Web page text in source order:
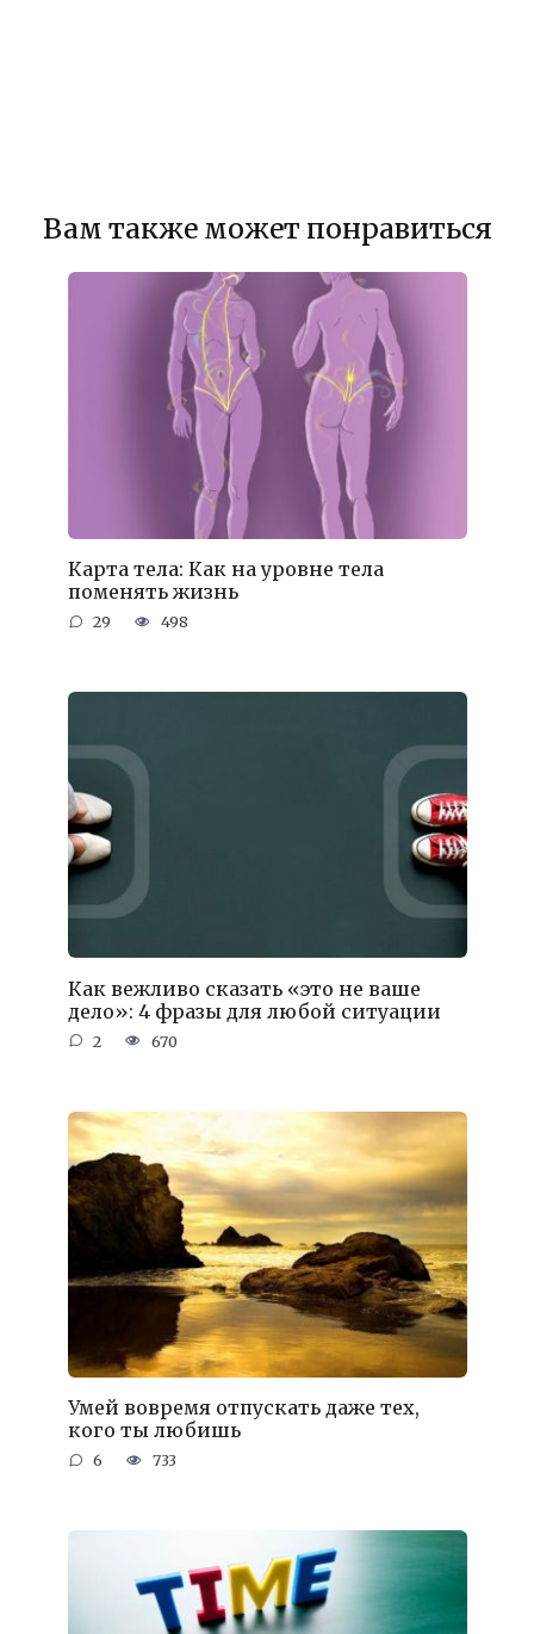
Вам также может понравиться
Карта тела: Как на уровне тела
поменять жизнь
29 498
Как вежливо сказать «это не ваше
дело»: 4 фразы для любой ситуации
2 670
Умей вовремя отпускать даже тех,
кого ты любишь
6 733